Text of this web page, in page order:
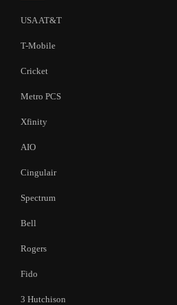
USA AT&T
T-Mobile
Cricket
Metro PCS
Xfinity
AIO
Cingulair
Spectrum
Bell
Rogers
Fido
3 Hutchison